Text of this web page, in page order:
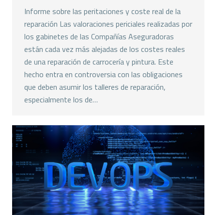
Informe sobre las peritaciones y coste real de la
reparación Las valoraciones periciales realizadas por
los gabinetes de las Compañías Aseguradoras
están cada vez más alejadas de los costes reales
de una reparación de carrocería y pintura. Este
hecho entra en controversia con las obligaciones
que deben asumir los talleres de reparación,
especialmente los de…